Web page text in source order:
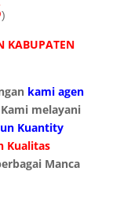
)
KABUPATEN
kami agen
melayani
Kuantity
Kualitas
Manca